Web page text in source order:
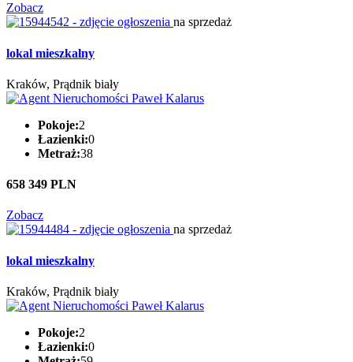
Zobacz
na sprzedaż
lokal mieszkalny
Kraków, Prądnik biały
Pokoje:2
Łazienki:0
Metraż:38
658 349 PLN
Zobacz
na sprzedaż
lokal mieszkalny
Kraków, Prądnik biały
Pokoje:2
Łazienki:0